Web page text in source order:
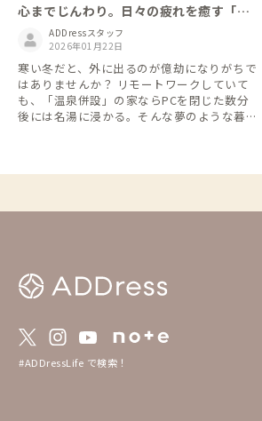
心までじんわり。日々の疲れを癒す「温
泉併設の家」
ADDressスタッフ
2026年01月22日
寒い冬だと、外に出るのが億劫になりがちで
はありませんか？ リモートワークしていて
も、「温泉併設」の家ならPCを閉じた数分
後には名湯に浸かる。そんな夢のような暮ら
て。多様なスタイルの「温泉付き拠点」が、
#ADDressLife で検索！